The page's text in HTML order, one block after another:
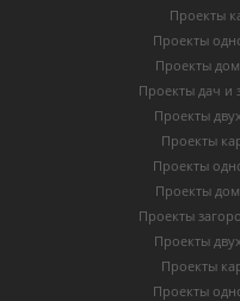
Проекты
Проекты
Проекты
Проекты дач и
Проекты
Проекты
Проекты
Проекты
Проекты
Проекты
Проекты
Проекты